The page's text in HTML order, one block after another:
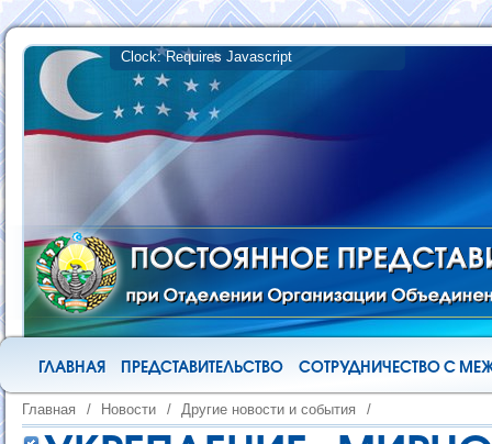
ГЛАВНАЯ ПРЕДСТАВИТЕЛЬСТВО СОТРУДНИЧЕСТВО С
Главная / Новости / Другие новости и события /